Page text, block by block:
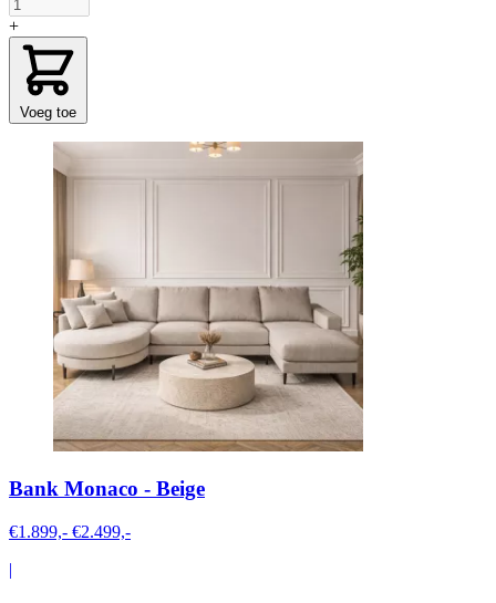
+
Voeg toe
Bank Monaco - Beige
€1.899,- €2.499,-
|